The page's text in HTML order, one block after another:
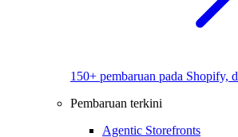
150+ pembaruan pada Shopify,
Pembaruan terkini
Agentic Storefronts